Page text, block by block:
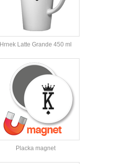
Hrnek Latte Grande 450 ml
Placka magnet